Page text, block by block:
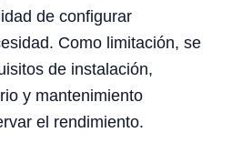
de configurar
Como limitación, se
de instalación,
y mantenimiento
el rendimiento.